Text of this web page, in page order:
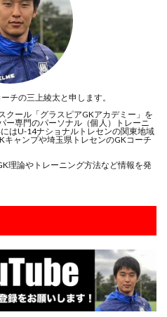
チの三上綾太と申します。
クール「グラスピアGKアカデミー」を
ー専門のパーソナル（個人）トレーニ
はU-14ナショナルトレセンの関東地域
ャンプや埼玉県トレセンのGKコーチ
理論やトレーニング方法など情報を発
基本技術
る 変化
宮アルディージャユース
敗は成功の元
専門性
小6
小学生
小学生GK
梨学院 岩手
川口能活
足
心のエネルギー
日本サッカー
人 日本代表
日本唯一
東京